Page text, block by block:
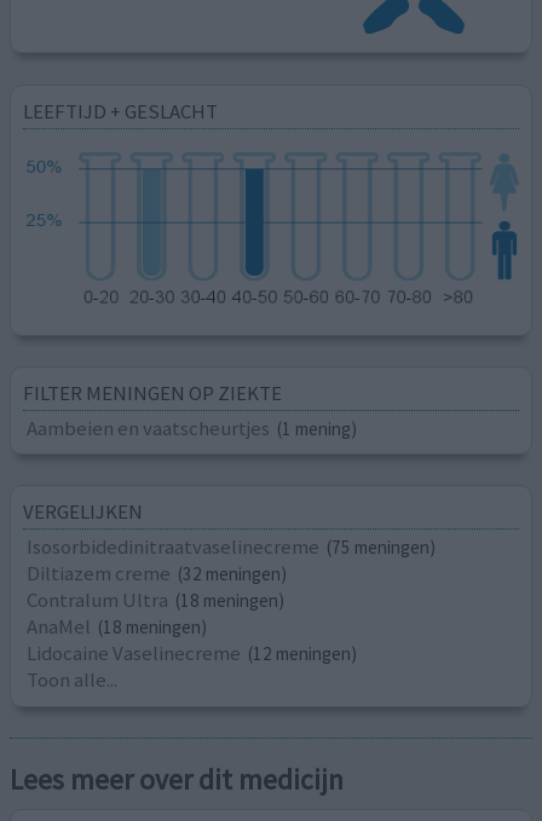
LEEFTIJD + GESLACHT
FILTER MENINGEN OP ZIEKTE
Aambeien en vaatscheurtjes (1 mening)
VERGELIJKEN
Isosorbidedinitraatvaselinecreme (75 meningen)
Diltiazem creme (32 meningen)
Contralum Ultra (18 meningen)
AnaMel (18 meningen)
Lidocaine Vaselinecreme (12 meningen)
Toon alle...
Lees meer over dit medicijn